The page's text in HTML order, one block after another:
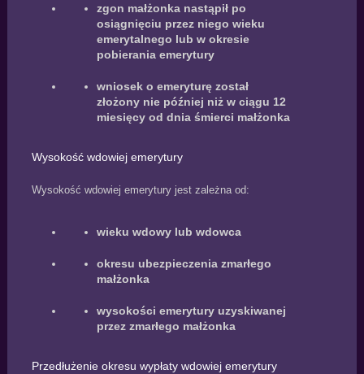
zgon małżonka nastąpił po
osiągnięciu przez niego wieku
emerytalnego lub w okresie
pobierania emerytury
wniosek o emeryturę został
złożony nie później niż w ciągu 12
miesięcy od dnia śmierci małżonka
Wysokość wdowiej emerytury
Wysokość wdowiej emerytury jest zależna od:
wieku wdowy lub wdowca
okresu ubezpieczenia zmarłego
małżonka
wysokości emerytury uzyskiwanej
przez zmarłego małżonka
Przedłużenie okresu wypłaty wdowiej emerytury